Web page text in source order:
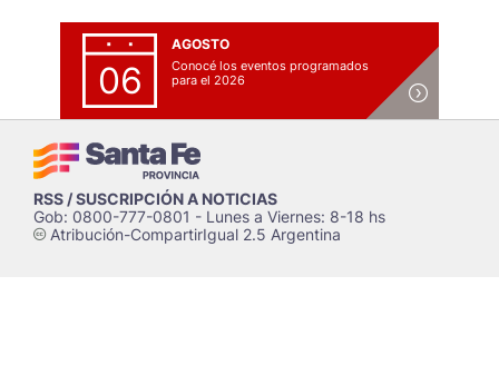
06
AGOSTO
Conocé los eventos programados
para el 2026
RSS / SUSCRIPCIÓN A NOTICIAS
Gob: 0800-777-0801 - Lunes a Viernes: 8-18 hs
cAtribución-CompartirIgual 2.5 Argentina